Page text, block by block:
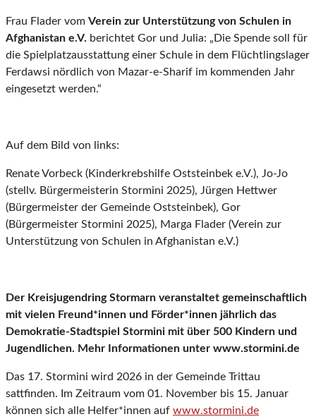
Frau Flader vom Verein zur Unterstützung von Schulen in
Afghanistan e.V. berichtet Gor und Julia: „Die Spende soll für
die Spielplatzausstattung einer Schule in dem Flüchtlingslager
Ferdawsi nördlich von Mazar-e-Sharif im kommenden Jahr
eingesetzt werden.“
Auf dem Bild von links:
Renate Vorbeck (Kinderkrebshilfe Oststeinbek e.V.), Jo-Jo
(stellv. Bürgermeisterin Stormini 2025), Jürgen Hettwer
(Bürgermeister der Gemeinde Oststeinbek), Gor
(Bürgermeister Stormini 2025), Marga Flader (Verein zur
Unterstützung von Schulen in Afghanistan e.V.)
Der Kreisjugendring Stormarn veranstaltet gemeinschaftlich
mit vielen Freund*innen und Förder*innen jährlich das
Demokratie-Stadtspiel Stormini mit über 500 Kindern und
Jugendlichen. Mehr Informationen unter www.stormini.de
Das 17. Stormini wird 2026 in der Gemeinde Trittau
sattfinden. Im Zeitraum vom 01. November bis 15. Januar
können sich alle Helfer*innen auf www.stormini.de